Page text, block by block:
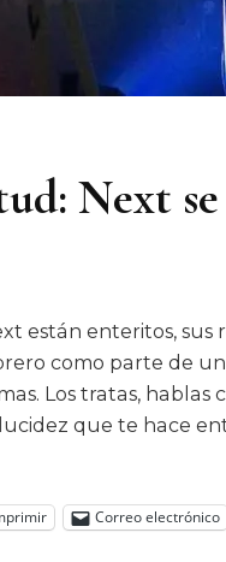
Next
están enteritos,
como parte de
Los tratas, hablas
que te hace
Correo electrónico